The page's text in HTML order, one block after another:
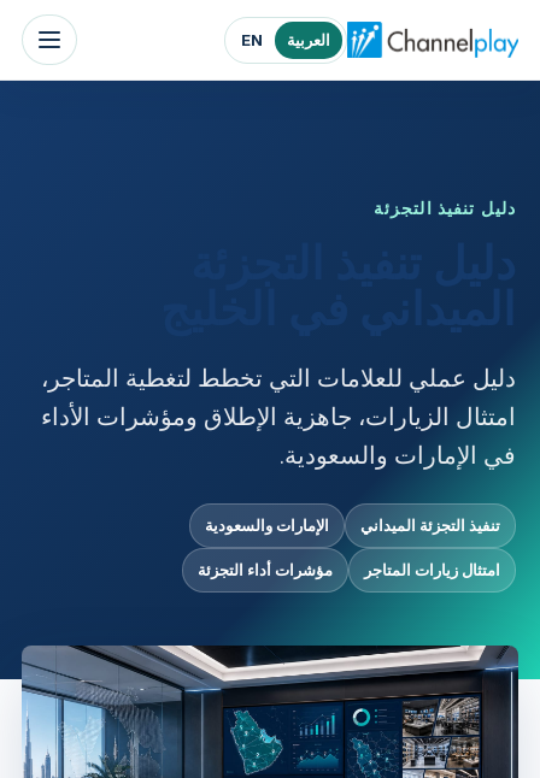
الصفحة الرئيسية لتشانلبلاي الشرق الأوسط
EN العربية
دليل تنفيذ التجزئة
دليل تنفيذ التجزئة
الميداني في الخليج
دليل عملي للعلامات التي تخطط لتغطية المتاجر،
امتثال الزيارات، جاهزية الإطلاق ومؤشرات الأداء
في الإمارات والسعودية.
تنفيذ التجزئة الميداني الإمارات والسعودية
امتثال زيارات المتاجر مؤشرات أداء التجزئة